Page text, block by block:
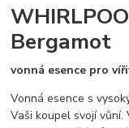
Bergamot
vonná esence pro
Vonná esence s
Vaši koupel svojí vůní.